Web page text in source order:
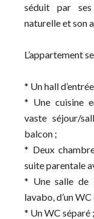
séduit par ses
naturelle et son
L’appartement
* Un hall
* Une cuisine
vaste séjour/
balcon ;
* Deux
suite parentale
* Une salle de
lavabo, d’un
* Un WC séparé ;